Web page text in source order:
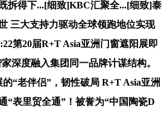
拆得下...[细致]KBC汇聚全...[细致]泰
三大支持力驱动全球领跑地位实现
第20届R+T Asia亚洲门窗遮阳展即
深度融入集团同一品牌计谋结构。
“老伴侣”，韧性破局 R+T Asia亚洲
“表里贸全通”！被誉为“中国陶瓷D